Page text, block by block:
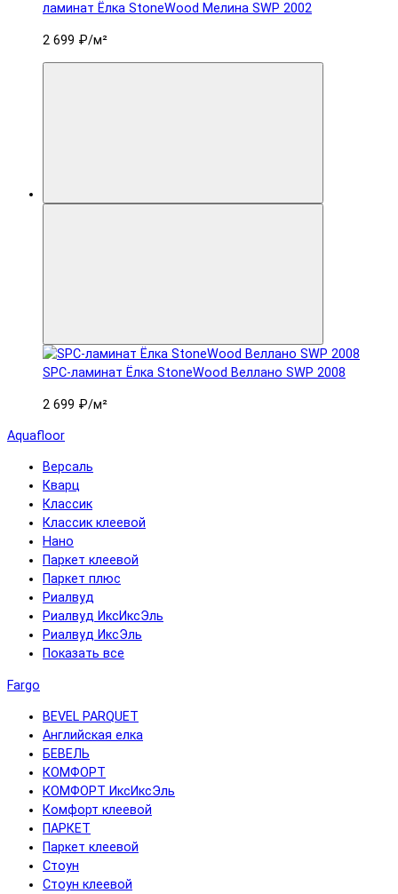
ламинат Ëлка StoneWood Мелина SWP 2002
2 699 ₽/м²
SPC-ламинат Ëлка StoneWood Веллано SWP 2008
2 699 ₽/м²
Aquafloor
Версаль
Кварц
Классик
Классик клеевой
Нано
Паркет клеевой
Паркет плюс
Риалвуд
Риалвуд ИксИксЭль
Риалвуд ИксЭль
Показать все
Fargo
BEVEL PARQUET
Английская елка
БЕВЕЛЬ
КОМФОРТ
КОМФОРТ ИксИксЭль
Комфорт клеевой
ПАРКЕТ
Паркет клеевой
Стоун
Стоун клеевой